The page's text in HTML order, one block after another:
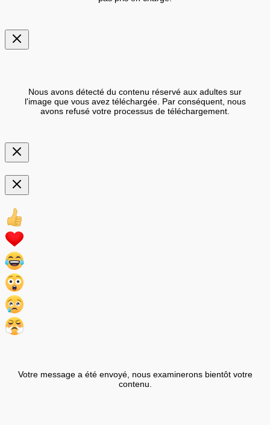
Nous avons détecté du contenu réservé aux adultes sur
l'image que vous avez téléchargée. Par conséquent, nous
avons refusé votre processus de téléchargement.
Votre message a été envoyé, nous examinerons bientôt votre
contenu.